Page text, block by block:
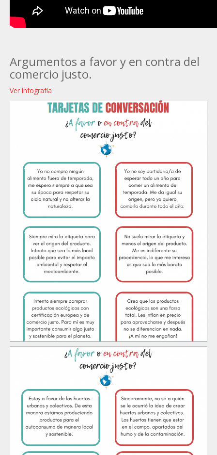
Argumentos a favor y en contra del
comercio justo.
Ver infografía